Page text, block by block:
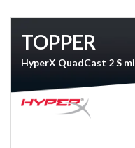
TOPPER
HyperX QuadCast 2 S